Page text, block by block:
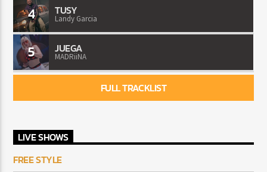
4 TUSY
Landy Garcia
5 JUEGA
MADRiiNA
FULL TRACKLIST
LIVE SHOWS
FREE STYLE